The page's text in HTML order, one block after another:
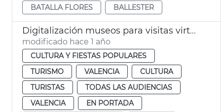
BATALLA FLORES
BALLESTER
Digitalización museos para visitas virtuales
modificado hace 1 año
CULTURA Y FIESTAS POPULARES
TURISMO
VALENCIA
CULTURA
TURISTAS
TODAS LAS AUDIENCIAS
VALENCIA
EN PORTADA